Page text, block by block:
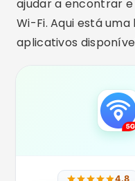
4.8
Descrição:
gratuitas ao